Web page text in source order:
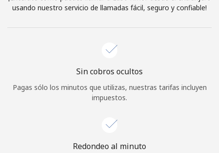
¿Olvidaste tu contraseña? →
Iniciar Sesión
usando nuestro servicio de llamadas fácil, seguro y confiable!
Sin cobros ocultos
Pagas sólo los minutos que utilizas, nuestras tarifas incluyen
impuestos.
Redondeo al minuto